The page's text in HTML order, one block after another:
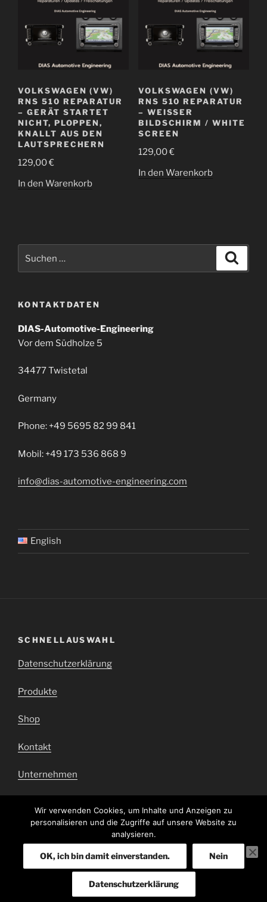
VOLKSWAGEN (VW)
RNS 510 REPARATUR
– GERÄT STARTET
NICHT, PLOPPEN,
KNALLT AUS DEN
LAUTSPRECHERN
129,00€
In den Warenkorb
VOLKSWAGEN (VW)
RNS 510 REPARATUR
– WEISSER B
ILDSCHIRM / WHITE S
CREEN
129,00€
In den Warenkorb
nach:
KONTAKTDATEN
DIAS-Automotive-Engineering
Vor dem Südholze 5
34477 Twistetal
Germany
Phone: +49 5695 82 99 841
Mobil: +49 173 536 868 9
info@dias-automotive-engineering.com
English
SCHNELLAUSWAHL
Datenschutzerklärung
Produkte
Shop
Kontakt
Unternehmen
Barrierefrei
Wir verwenden Cookies, um Inhalte und Anzeigen zu
personalisieren und die Zugriffe auf unsere Website zu
analysieren.
OK, ich bin damit einverstanden. Nein
Datenschutzerklärung